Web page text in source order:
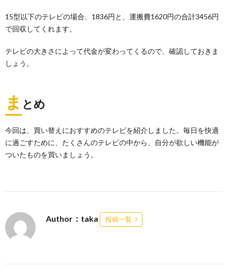
15型以下のテレビの場合、1836円と、運搬費1620円の合計3456円
で回収してくれます。
テレビの大きさによって代金が変わってくるので、確認しておきま
しょう。
ま とめ
今回は、買い替えにおすすめのテレビを紹介しました。毎日を快適
に過ごすために、たくさんのテレビの中から、自分が欲しい機能が
ついたものを買いましょう。
Author：taka 投稿一覧